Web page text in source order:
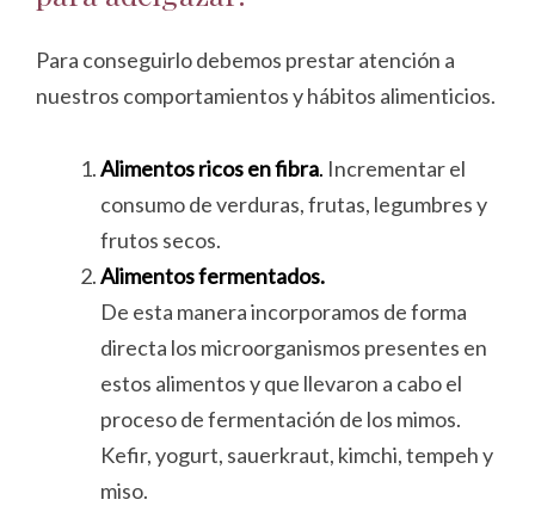
Para conseguirlo debemos prestar atención a
nuestros comportamientos y hábitos alimenticios.
Alimentos ricos en fibra. Incrementar el
consumo de verduras, frutas, legumbres y
frutos secos.
Alimentos fermentados.
De esta manera incorporamos de forma
directa los microorganismos presentes en
estos alimentos y que llevaron a cabo el
proceso de fermentación de los mimos.
Kefir, yogurt, sauerkraut, kimchi, tempeh y
miso.